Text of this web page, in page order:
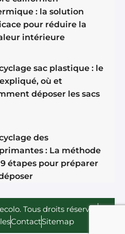
: la solution
pour réduire la
intérieure
sac plastique : le
où et
déposer les sacs
des
: La méthode
étapes pour préparer
Tous droits réservés
ContactSitemap